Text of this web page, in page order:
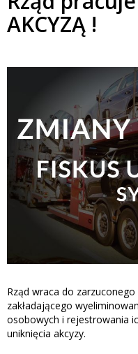
AKCYZĄ !
Rząd wraca do
zakładającego
osobowych i rejestrowania
uniknięcia akcyzy.